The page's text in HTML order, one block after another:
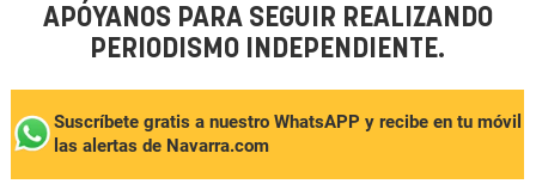
APÓYANOS PARA SEGUIR REALIZANDO
PERIODISMO INDEPENDIENTE.
Suscríbete gratis a nuestro WhatsAPP y recibe en tu móvil
las alertas de Navarra.com